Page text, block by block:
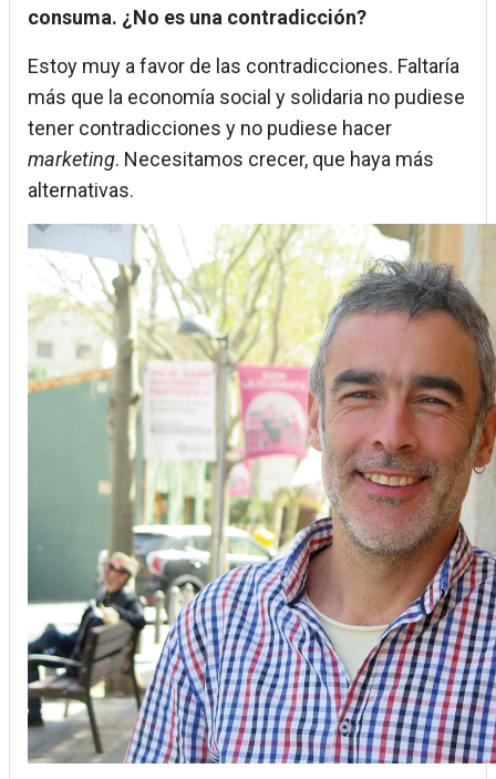
consuma. ¿No es una contradicción?
Estoy muy a favor de las contradicciones. Faltaría
más que la economía social y solidaria no pudiese
tener contradicciones y no pudiese hacer
marketing. Necesitamos crecer, que haya más
alternativas.